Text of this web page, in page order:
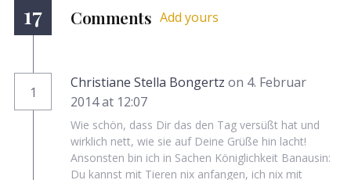
17 Comments Add yours
1
Christiane Stella Bongertz on 4. Februar
2014 at 12:07
Wie schön, dass Dir das den Tag versüßt hat und
wirklich nett, wie sie auf Deine Grüße hin lacht!
Ansonsten bin ich in Sachen Königlichkeit Banausin:
Du kannst mit Tieren nix anfangen, ich nix mit